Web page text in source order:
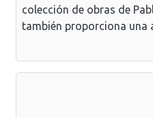
colección de obras de
también proporciona una